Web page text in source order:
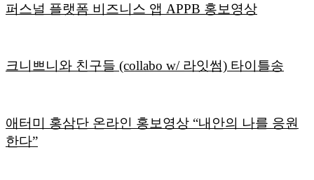
퍼스널 플랫폼 비즈니스 앱 APPB 홍보영상
크니쁘니와 친구들 (collabo w/ 라잇썸) 타이틀송
애터미 홍삼단 온라인 홍보영상 “내안의 나를 응원
한다”